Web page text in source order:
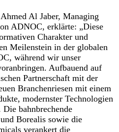
Al Jaber, Managing
ADNOC, erklärte: „Diese
Charakter und
Meilenstein in der globalen
während wir unser
Aufbauend auf
Partnerschaft mit der
Branchenriesen mit einem
modernster Technologien
bahnbrechende
Borealis sowie die
verankert die